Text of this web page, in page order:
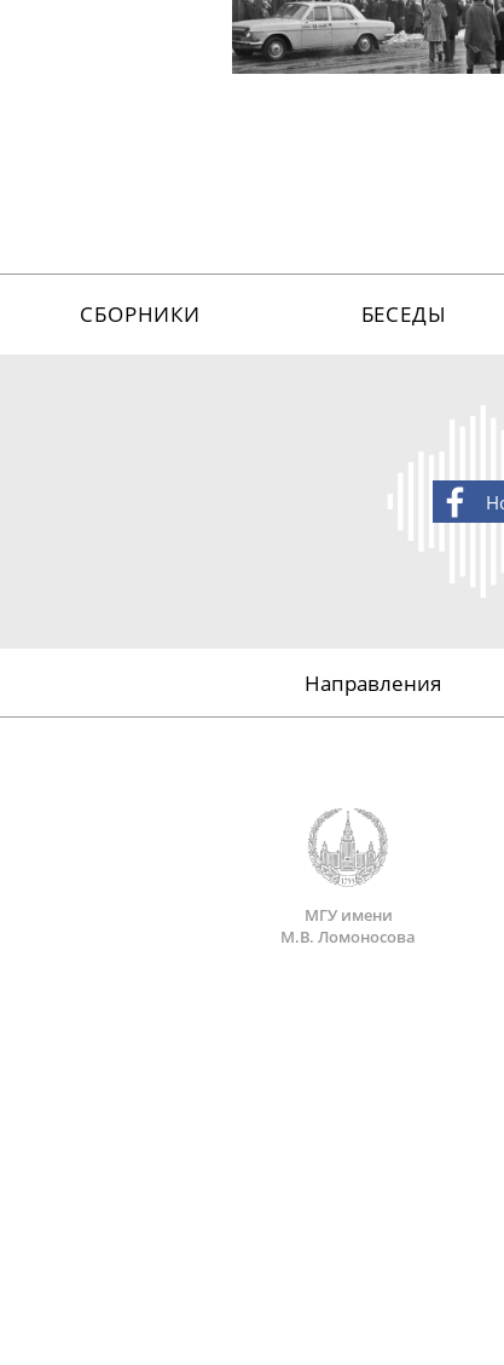
СБОРНИКИ БЕСЕДЫ
Направления
МГУ имени
М.В. Ломоносова